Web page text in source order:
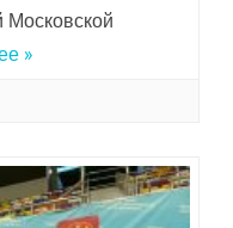
Московской
»